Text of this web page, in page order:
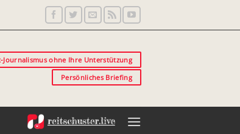
Journalismus ohne Ihre Unterstützung
Persönliches Briefing